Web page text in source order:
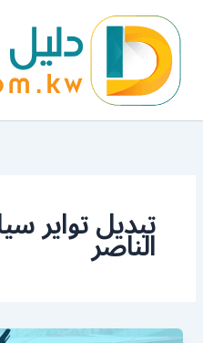
المحتوى
تبديل تواير
الناصر